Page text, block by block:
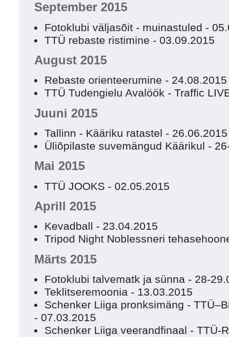
September 2015
Fotoklubi väljasõit - muinastuled -
TTÜ rebaste ristimine - 03.09.2015
August 2015
Rebaste orienteerumine - 24.08.2015
TTÜ Tudengielu Avalöök - Traffic
Juuni 2015
Tallinn - Kääriku ratastel - 26.06.2015
Üliõpilaste suvemängud Käärikul -
Mai 2015
TTÜ JOOKS - 02.05.2015
Aprill 2015
Kevadball - 23.04.2015
Tripod Night Noblessneri
Märts 2015
Fotoklubi talvematk ja sünna - 28-
Teklitseremoonia - 13.03.2015
Schenker Liiga pronksimäng -
- 07.03.2015
Schenker Liiga veerandfinaal - TTÜ-